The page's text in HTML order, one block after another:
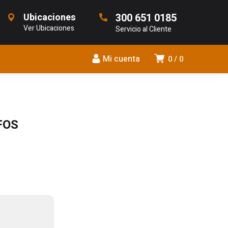
Ubicaciones
Ver Ubicaciones
300 651 0185
Servicio al Cliente
0 0
Mi cuenta